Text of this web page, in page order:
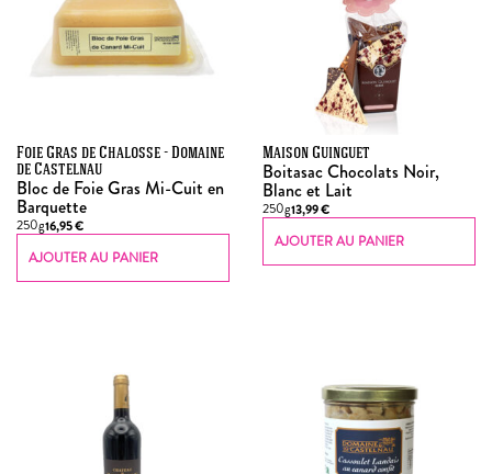
Foie Gras de Chalosse - Domaine
de Castelnau
Bloc de Foie Gras Mi-Cuit en
Barquette
250g16,95€
AJOUTER AU PANIER
Maison Guinguet
Boitasac Chocolats Noir,
Blanc et Lait
250g13,99€
AJOUTER AU PANIER